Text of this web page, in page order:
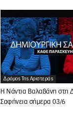
Δρόμος Της Αριστεράς
Η Νάντια Βαλαβάνη στη
Σαφήνεια σήμερα 03/6